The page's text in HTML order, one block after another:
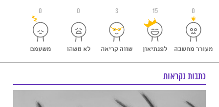
0 0 3 15 0
כתבות נקראות